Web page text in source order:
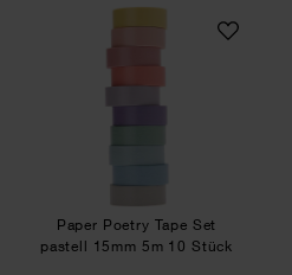
HappinessPaper Poetry
Paper Poetry Tape Set
pastell 15mm 5m 10 Stück